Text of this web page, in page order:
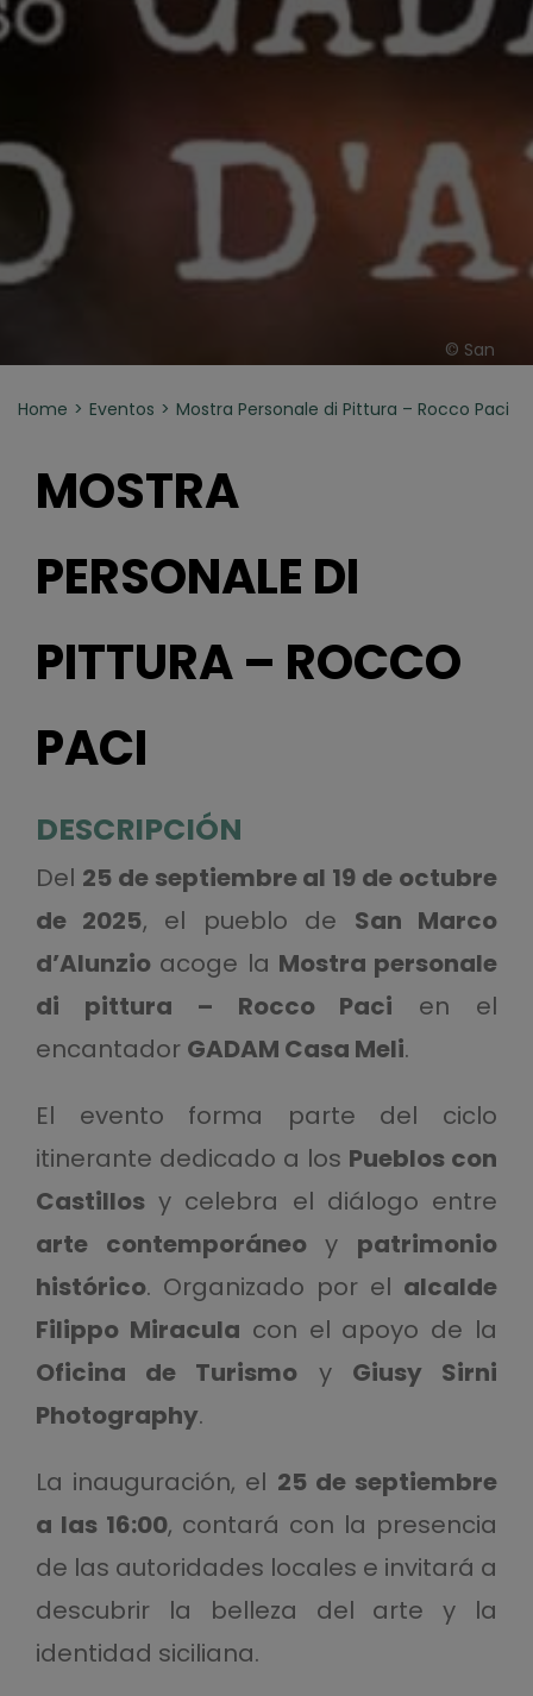
© San
Home Eventos Mostra Personale di Pittura – Rocco Paci
MOSTRA
PERSONALE DI
PITTURA – ROCCO
PACI
DESCRIPCIÓN
Del 25 de septiembre al 19 de octubre
de 2025, el pueblo de San Marco
d’Alunzioacoge la Mostra personale
di pittura – Rocco Paci en el
encantador GADAM Casa Meli.
El evento forma parte del ciclo
itinerante dedicado a los Pueblos con
Castillosy celebra el diálogo entre
arte contemporáneoy patrimonio
histórico. Organizado por el alcalde
Filippo Miracula con el apoyo de la
Oficina de Turismo y Giusy Sirni
Photography.
La inauguración, el 25 de septiembre
a las 16:00, contará con la presencia
de las autoridades locales e invitará a
descubrir la belleza del arte y la
identidad siciliana.